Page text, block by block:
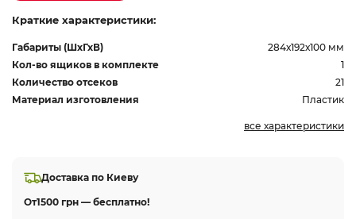
Краткие характеристики:
Габариты (ШхГхВ)
284х192х100 мм
Кол-во ящиков в комплекте
1
Количество отсеков
21
Материал изготовления
Пластик
все характеристики
Доставка по Киеву
От1500 грн — бесплатно!